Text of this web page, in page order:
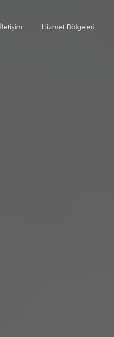
İletişim Hizmet Bölgeleri